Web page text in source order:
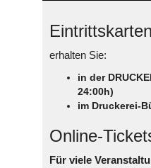
erhalten Sie:
in der
24:00h)
im Druckerei-
Online-
Für viele